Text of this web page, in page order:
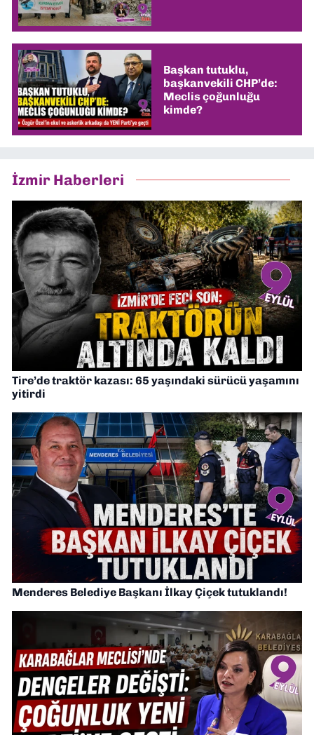
Başkan tutuklu,
başkanvekili CHP’de:
Meclis çoğunluğu
kimde?
İzmir Haberleri
Tire’de traktör kazası: 65 yaşındaki sürücü yaşamını
yitirdi
Menderes Belediye Başkanı İlkay Çiçek tutuklandı!